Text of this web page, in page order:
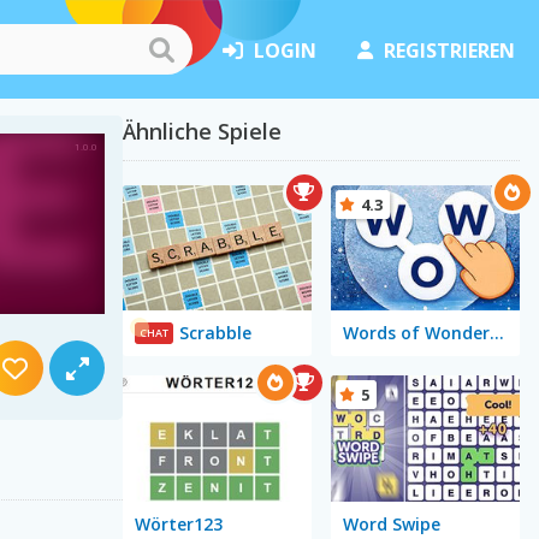
LOGIN REGISTRIEREN
Ähnliche Spiele
CHAT Scrabble Words of Wonders - WOW
4.3
Wörter123 Word Swipe
5